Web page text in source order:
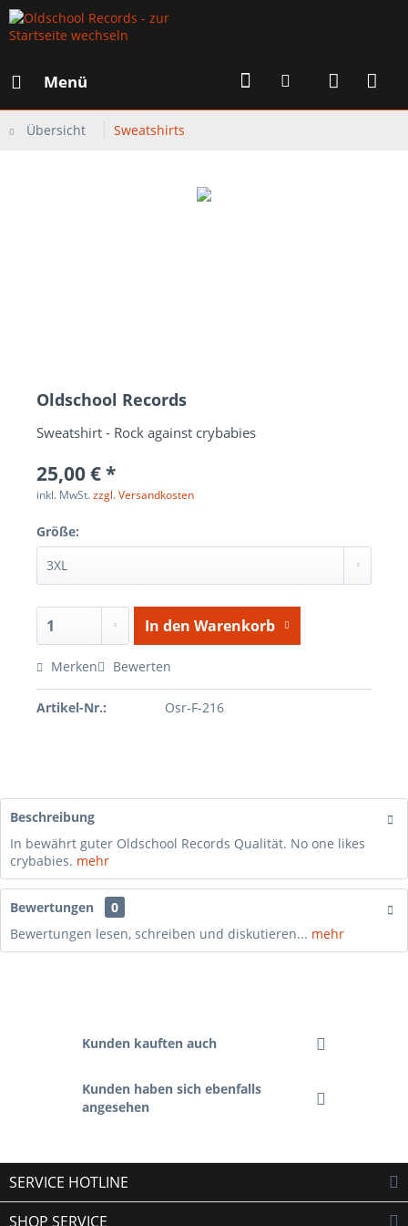
Menü
Übersicht Sweatshirts
Oldschool Records
Sweatshirt - Rock against crybabies
25,00 € *
inkl. MwSt.zzgl. Versandkosten
Größe:
In den Warenkorb
Merken Bewerten
Artikel-Nr.: Osr-F-216
Beschreibung
In bewährt guter Oldschool Records Qualität. No one likes
crybabies. mehr
Bewertungen
0
Bewertungen lesen, schreiben und diskutieren... mehr
Kunden kauften auch
Kunden haben sich ebenfalls
angesehen
SERVICE HOTLINE
SHOP SERVICE